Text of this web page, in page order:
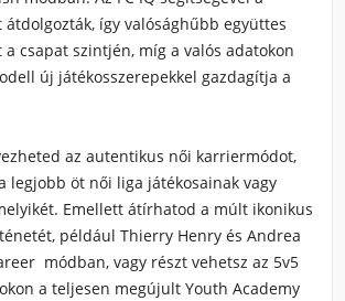
így valósághűbb együttes
csapat szintjén, míg a valós adatokon
új játékosszerepekkel gazdagítja a
az autentikus női karriermódot,
legjobb öt női liga játékosainak vagy
Emellett átírhatod a múlt ikonikus
például Thierry Henry és Andrea
módban, vagy részt vehetsz az 5v5
a teljesen megújult Youth Academy